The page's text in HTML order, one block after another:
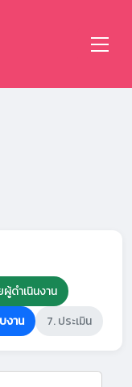
ดำเนินงาน
งาน 7. ประเมิน